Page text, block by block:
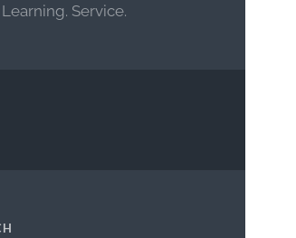
Learning. Service.